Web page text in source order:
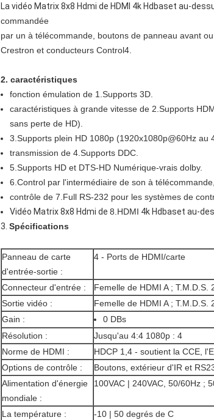
La vidéo Matrix 8x8 Hdmi de HDMI 4k Hdbaset au-
commandée
par un à télécommande, boutons de panneau avant
Crestron et conducteurs Control4.
2. caractéristiques
fonction émulation de 1.Supports 3D.
caractéristiques à grande vitesse de 2.Supports
sans perte de HD).
3.Supports plein HD 1080p (1920x1080p@60Hz au
transmission de 4.Supports DDC.
5.Supports HD et DTS-HD Numérique-vrais dolby.
6.Control par l'intermédiaire de son à
contrôle de 7.Full RS-232 pour les systèmes de
Vidéo Matrix 8x8 Hdmi de 8.HDMI 4k Hdbaset au-
3. Spécifications
Panneau de carte
d'entrée-sortie :
4 - Ports de HDMI/carte
Connecteur d'entrée :
Femelle de HDMI A ; T.M.D.S.
Sortie vidéo :
Femelle de HDMI A ; T.M.D.S.
Gain :
0 DBs
Résolution :
Jusqu'au 4:4 1080p : 4
Norme de HDMI :
HDCP 1,4 - soutient la CCE,
Options de contrôle :
Boutons, extérieur d'IR et
Alimentation d'énergie
mondiale :
100VAC | 240VAC, 50/60Hz ;
La température :
-10 | 50 degrés de C